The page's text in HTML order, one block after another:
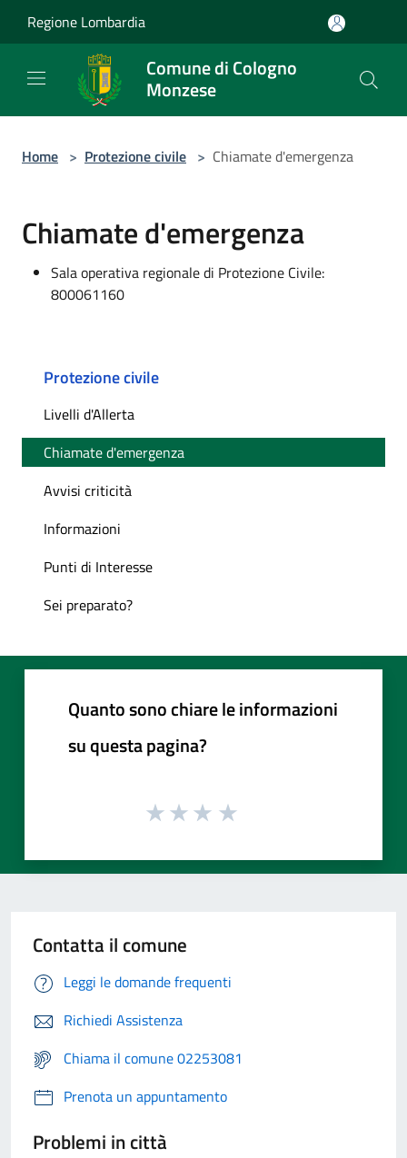
Regione Lombardia
Comune di Cologno
Monzese
Home > Protezione civile > Chiamate d'emergenza
Chiamate d'emergenza
Sala operativa regionale di Protezione Civile:
800061160
Protezione civile
Livelli d'Allerta
Chiamate d'emergenza
Avvisi criticità
Informazioni
Punti di Interesse
Sei preparato?
Quanto sono chiare le informazioni
su questa pagina?
Contatta il comune
Leggi le domande frequenti
Richiedi Assistenza
Chiama il comune 02253081
Prenota un appuntamento
Problemi in città